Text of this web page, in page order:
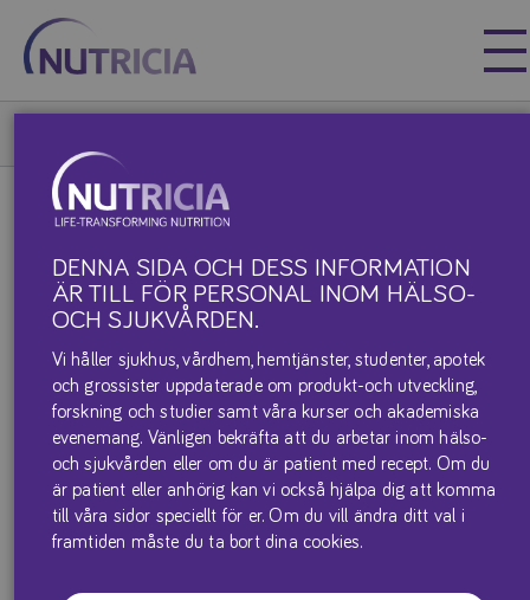
Nutricia
Nutricia
DENNA SIDA OCH DESS INFORMATION
ÄR TILL FÖR PERSONAL INOM HÄLSO-
OCH SJUKVÅRDEN.
Vi håller sjukhus, vårdhem, hemtjänster, studenter, apotek
och grossister uppdaterade om produkt-och utveckling,
forskning och studier samt våra kurser och akademiska
evenemang. Vänligen bekräfta att du arbetar inom hälso-
och sjukvården eller om du är patient med recept. Om du
är patient eller anhörig kan vi också hjälpa dig att komma
till våra sidor speciellt för er. Om du vill ändra ditt val i
framtiden måste du ta bort dina cookies.
tonåringar och vuxna. GMP-baserad proteinersättning till barn